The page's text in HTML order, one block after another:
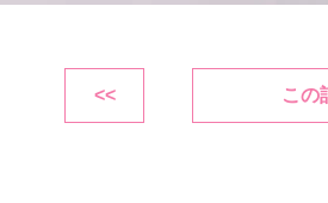
<< この